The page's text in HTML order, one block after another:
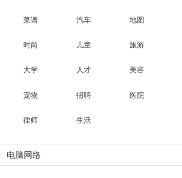
菜谱 汽车 地图
时尚 儿童 旅游
大学 人才 美容
宠物 招聘 医院
律师 生活
电脑网络